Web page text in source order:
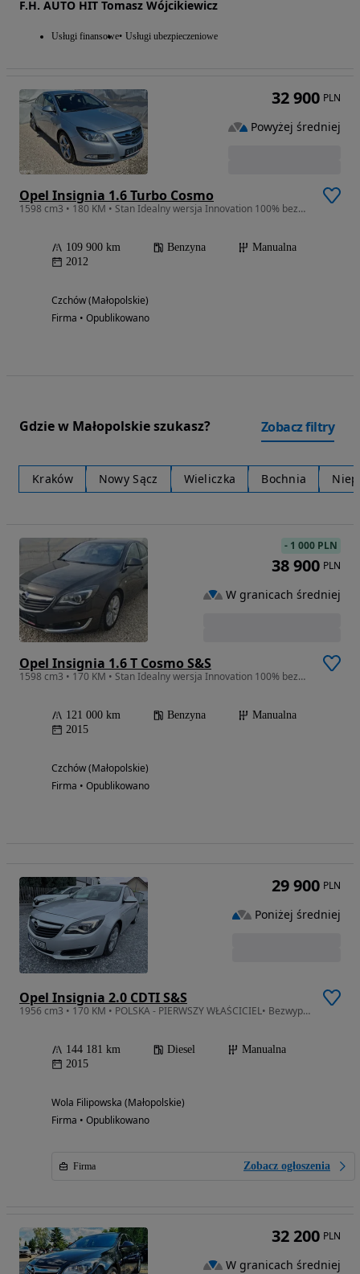
F.H. AUTO HIT Tomasz Wójcikiewicz
Usługi finansowe Usługi ubezpieczeniowe
Opel Insignia 1.6 Turbo Cosmo
1598 cm3 • 180 KM • Stan Idealny wersja Innovation 100% bezwypadkowy 1.6 Turbo 180 Ps
109 900 km Benzyna
Manualna
2012
Czchów (Małopolskie)
Firma • Opublikowano
32 900 PLN
Powyżej średniej
Gdzie w Małopolskie szukasz? Zobacz filtry
Kraków Nowy Sącz Wieliczka Bochnia
Opel Insignia 1.6 T Cosmo S&S
1598 cm3 • 170 KM • Stan Idealny wersja Innovation 100% bezwypadkowy 1.6 Turbo 170 Ps
121 000 km Benzyna
Manualna
2015
Czchów (Małopolskie)
Firma • Opublikowano
- 1 000 PLN
38 900 PLN
W granicach średniej
Opel Insignia 2.0 CDTI S&S
1956 cm3 • 170 KM • POLSKA - PIERWSZY WŁAŚCICIEL• Bezwypadkowy • Historia Serwisowa
144 181 km Diesel
Manualna
2015
Wola Filipowska (Małopolskie)
Firma • Opublikowano
Firma Zobacz ogłoszenia
29 900 PLN
Poniżej średniej
32 200 PLN
W granicach średniej